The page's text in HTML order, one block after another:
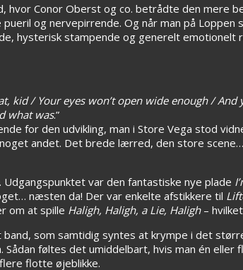
hvor Conor Oberst og co. betrådte den mere
og nervepirrende. Og når man på Loppen
hysterisk stampende og generelt emotionelt
kid / Your eyes won’t open wide enough / And
what was.”
for den udvikling, man i Store Vega stod
andet. Det brede lærred, den store
var den fantastiske nye plade
næsten da! Der var enkelte afstikkere til
om at spille Haligh, Haligh, a Lie, Haligh–
som samtidig syntes at krympe i det
føltes det umiddelbart, hvis man én eller
flotte øjeblikke.